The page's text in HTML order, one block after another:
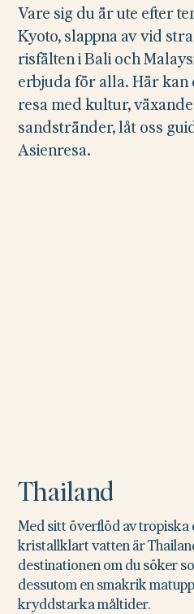
Thailand
Med sitt överflöd av
kristallklart vatten är
destinationen om du söker
dessutom en smakrik
kryddstarka måltider.
Vare sig du är ute efter
Kyoto, slappna av vid
risfälten i Bali och
erbjuda för alla. Här
resa med kultur,
sandstränder, låt oss
Asienresa.